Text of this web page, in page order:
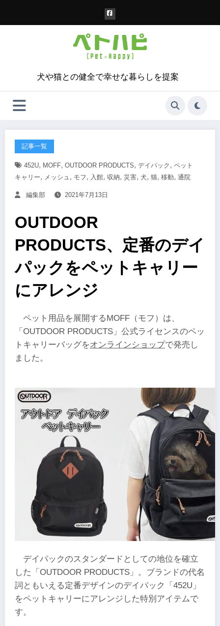
犬や猫との健全で幸せな暮らしを提案
記事一覧
452U, MOFF, OUTDOOR PRODUCTS, デイパック , ペット
キャリー, メッシュ , モフ, 入館, 収納, 災害, 犬, 猫, 移動, 通院
編集部 2021年7月13日
OUTDOOR
PRODUCTS、定番のデイ
パックをペットキャリー
にアレンジ
ペット用品を展開するMOFF（モフ）は、
「OUTDOOR PRODUCTS」公式ライセンスのペッ
トキャリーバッグをオンラインショップで発売し
ました。
デイパックのスタンダードとしての地位を確立
した「OUTDOOR PRODUCTS」。ブランドの代名
詞ともいえる定番デザインのデイパック「452U」
をペットキャリーにアレンジした特別アイテムで
す。